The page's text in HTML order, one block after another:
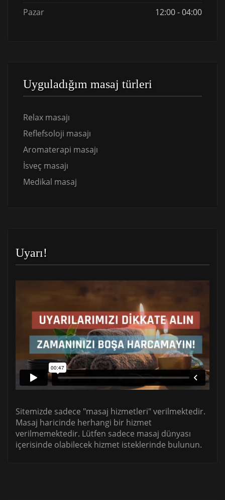
Pazar
12:00 - 04:00
Uyguladığım masaj türleri
Relax masajı
Reflefsoloji masajı
Aromaterapi masajı
İsveç masajı
Medikal masaj
Uyarı!
Sitemizde sadece "masaj hizmetleri" verilmektedir.
Masaj haricinde herhangi bir hizmet
verilmemektedir. Lütfen sadece masaj dünyası
içerisinde olabilecek hizmet isteklerinde bulunun.